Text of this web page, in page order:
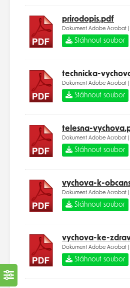
prirodopis.pdf
Dokument Adobe Acrobat |
Stáhnout soubor
technicka-
Dokument Adobe Acrobat |
Stáhnout soubor
telesna-
Dokument Adobe Acrobat |
Stáhnout soubor
vychova-k-
Dokument Adobe Acrobat |
Stáhnout soubor
vychova-ke-
Dokument Adobe Acrobat
Stáhnout soubor